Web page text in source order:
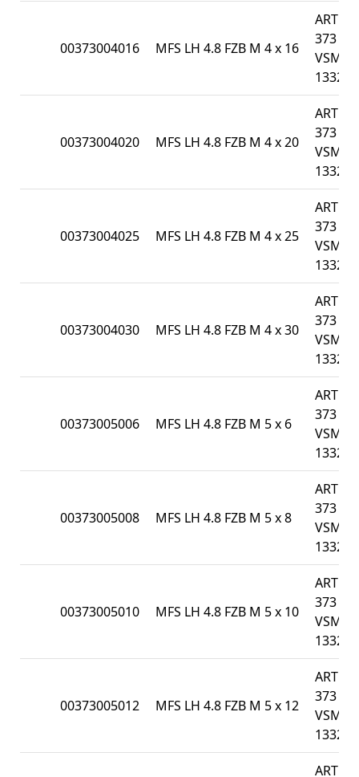
00373004016 MFS LH 4.8 FZB M 4 x 16
ART
373 /
VSM
13328
00373004020 MFS LH 4.8 FZB M 4 x 20
ART
373 /
VSM
13328
00373004025 MFS LH 4.8 FZB M 4 x 25
ART
373 /
VSM
13328
00373004030 MFS LH 4.8 FZB M 4 x 30
ART
373 /
VSM
13328
00373005006 MFS LH 4.8 FZB M 5 x 6
ART
373 /
VSM
13328
00373005008 MFS LH 4.8 FZB M 5 x 8
ART
373 /
VSM
13328
00373005010 MFS LH 4.8 FZB M 5 x 10
ART
373 /
VSM
13328
00373005012 MFS LH 4.8 FZB M 5 x 12
ART
373 /
VSM
13328
ART